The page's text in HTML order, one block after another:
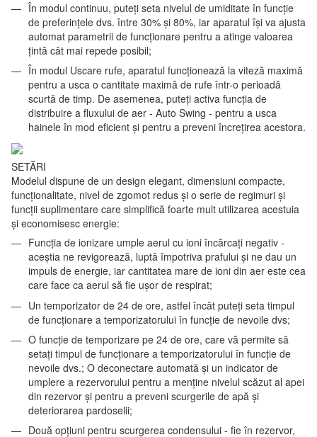
În modul continuu, puteți seta nivelul de umiditate în funcție
de preferințele dvs. între 30% și 80%, iar aparatul își va ajusta
automat parametrii de funcționare pentru a atinge valoarea
țintă cât mai repede posibil;
În modul Uscare rufe, aparatul funcționează la viteză maximă
pentru a usca o cantitate maximă de rufe într-o perioadă
scurtă de timp. De asemenea, puteți activa funcția de
distribuire a fluxului de aer - Auto Swing - pentru a usca
hainele în mod eficient și pentru a preveni încrețirea acestora.
SETĂRI
Modelul dispune de un design elegant, dimensiuni compacte,
funcționalitate, nivel de zgomot redus și o serie de regimuri și
funcții suplimentare care simplifică foarte mult utilizarea acestuia
și economisesc energie:
Funcția de ionizare umple aerul cu ioni încărcați negativ -
aceștia ne revigorează, luptă împotriva prafului și ne dau un
impuls de energie, iar cantitatea mare de ioni din aer este cea
care face ca aerul să fie ușor de respirat;
Un temporizator de 24 de ore, astfel încât puteți seta timpul
de funcționare a temporizatorului în funcție de nevoile dvs;
O funcție de temporizare pe 24 de ore, care vă permite să
setați timpul de funcționare a temporizatorului în funcție de
nevoile dvs.; O deconectare automată și un indicator de
umplere a rezervorului pentru a menține nivelul scăzut al apei
din rezervor și pentru a preveni scurgerile de apă și
deteriorarea pardoselii;
Două opțiuni pentru scurgerea condensului - fie în rezervor,